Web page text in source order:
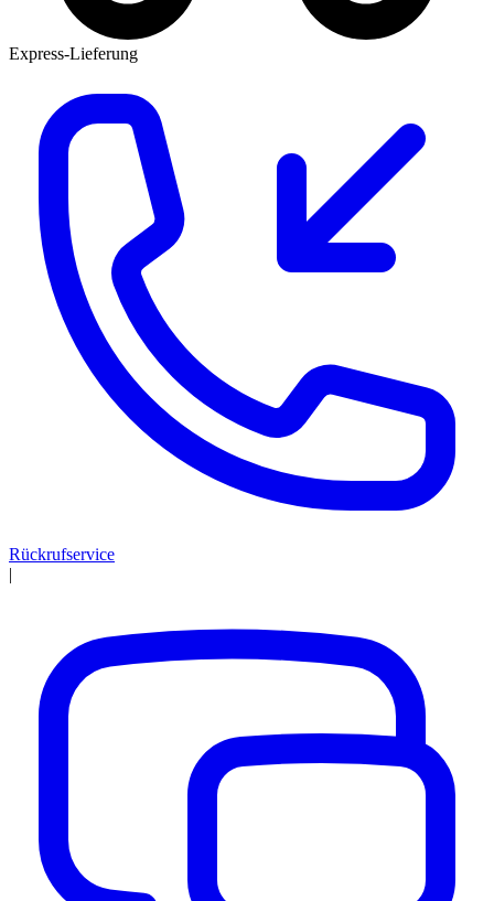
Express-Lieferung
Rückrufservice
|